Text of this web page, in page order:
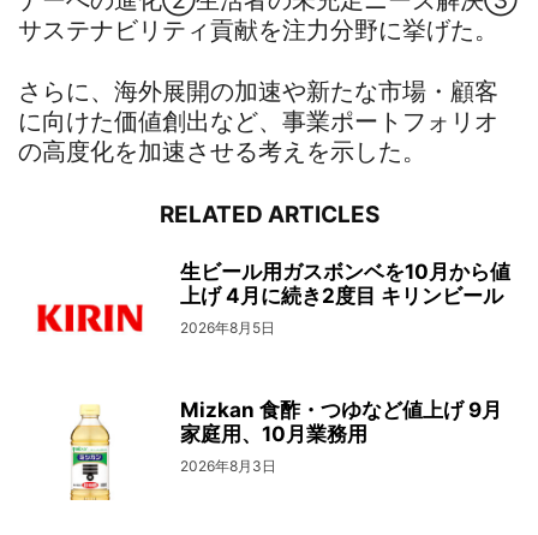
サステナビリティ貢献を注力分野に挙げた。
さらに、海外展開の加速や新たな市場・顧客
に向けた価値創出など、事業ポートフォリオ
の高度化を加速させる考えを示した。
RELATED ARTICLES
生ビール用ガスボンベを10月から値
上げ 4月に続き2度目 キリンビール
2026年8月5日
Mizkan 食酢・つゆなど値上げ 9月
家庭用、10月業務用
2026年8月3日